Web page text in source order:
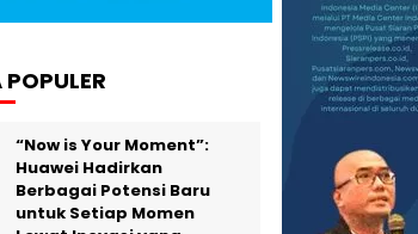
POPULER
“Now is Your Moment”:
Huawei Hadirkan
Berbagai Potensi Baru
untuk Setiap Momen